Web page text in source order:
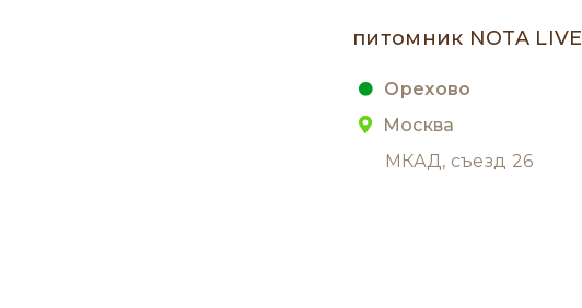
питомник NOTA LIVE
Орехово
Москва
МКАД, съезд 26